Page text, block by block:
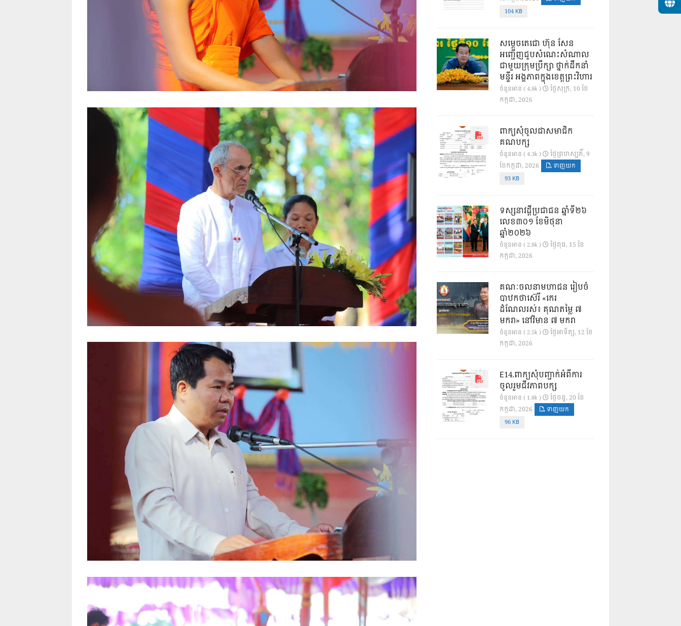
104 KB
សម្តេចតេជោ ហ៊ុន សែន
អញ្ជើញជួបសំណេះសំណាល
ជាមួយក្រុមប្រឹក្សា ថ្នាក់ដឹកនាំ
មន្ទីរ អង្គភាពក្នុងខេត្តព្រះវិហារ
ចំនួនអាន ( 4.8k )
ថ្ងៃ​សុក្រ, 10 ខែ​
កក្កដា, 2026
ពាក្យសុំចូលជាសមាជិក
គណបក្ស
ចំនួនអាន ( 4.3k )
ថ្ងៃ​ព្រហស្បតិ៍, 9
ខែ​កក្កដា, 2026
ទាញយក
93 KB
ទស្សនាវដ្ដីប្រជាជន ឆ្នាំទី២៦
លេខ៣០១ ខែមិថុនា
ឆ្នាំ២០២៦
ចំនួនអាន ( 2.8k )
ថ្ងៃ​ពុធ, 15 ខែ​
កក្កដា, 2026
គណៈចលនាមហាជន រៀបចំ
បាឋកថាស៊េរី «កេរ
ដំណែលរស់៖ គុណតម្លៃ ៧
មករា» នៅវិមាន ៧ មករា
ចំនួនអាន ( 2.5k )
ថ្ងៃ​អាទិត្យ, 12 ខែ​
កក្កដា, 2026
E14.ពាក្យសុំបញ្ជាក់អំពីការ
ចូលរួមជីវភាពបក្ស
ចំនួនអាន ( 1.8k )
ថ្ងៃ​ចន្ទ, 20 ខែ​
កក្កដា, 2026
ទាញយក
96 KB